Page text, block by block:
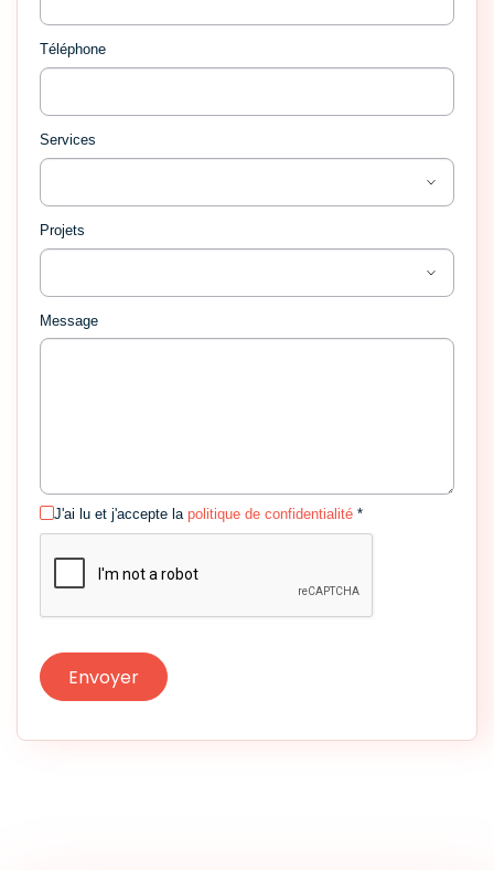
Téléphone
Services
Projets
Message
J'ai lu et j'accepte la politique de confidentialité *
Envoyer